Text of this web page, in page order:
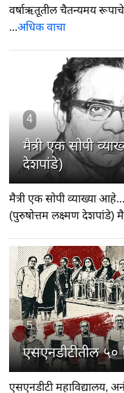
वर्षाऋतूतील चैतन्यमय
...अधिक वाचा
4
मैत्री एक सोपी
देशपांडे)
मैत्री एक सोपी व्याख्या
(पुरुषोत्तम लक्ष्मण देशपांडे)
5
एसएनडीटीतील ५०
एसएनडीटी महाविद्यालय,